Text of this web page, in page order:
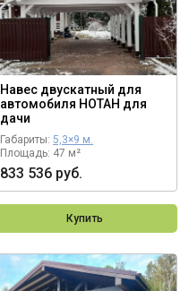
Навес двускатный для
автомобиля НОТАН для
дачи
Габариты: 5,3×9 м.
Площадь: 47 м²
833 536 руб.
Купить